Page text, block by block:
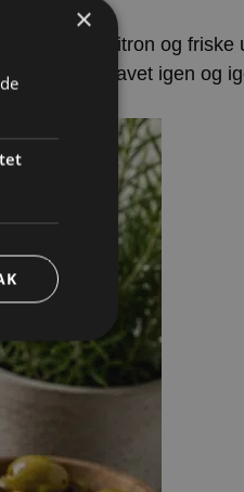
citron og friske
der bliver lavet igen og
×